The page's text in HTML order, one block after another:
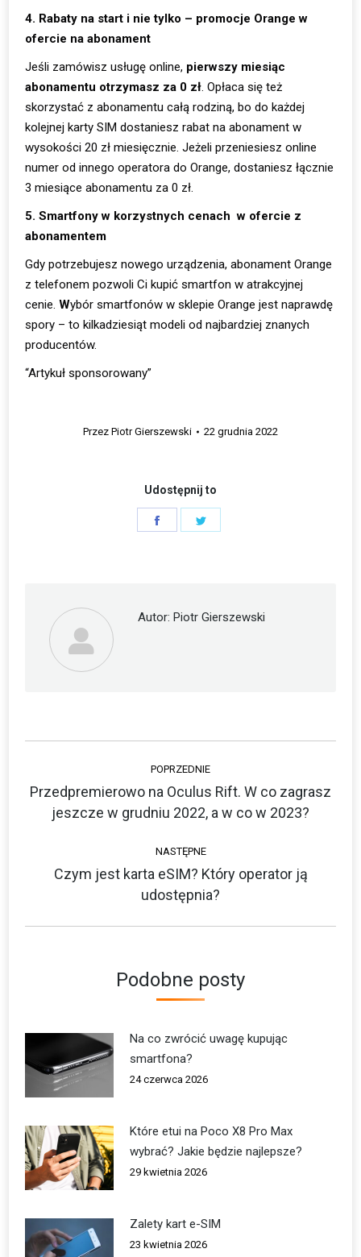
4. Rabaty na start i nie tylko – promocje Orange w
ofercie na abonament
Jeśli zamówisz usługę online, pierwszy miesiąc
abonamentu otrzymasz za 0 zł. Opłaca się też
skorzystać z abonamentu całą rodziną, bo do każdej
kolejnej karty SIM dostaniesz rabat na abonament w
wysokości 20 zł miesięcznie. Jeżeli przeniesiesz online
numer od innego operatora do Orange, dostaniesz łącznie
3 miesiące abonamentu za 0 zł.
5. Smartfony w korzystnych cenach w ofercie z
abonamentem
Gdy potrzebujesz nowego urządzenia, abonament Orange
z telefonem pozwoli Ci kupić smartfon w atrakcyjnej
cenie.Wybór smartfonów w sklepie Orange jest naprawdę
spory – to kilkadziesiąt modeli od najbardziej znanych
producentów.
“Artykuł sponsorowany”
Przez Piotr Gierszewski 22 grudnia 2022
Udostępnij to
Autor: Piotr Gierszewski
Nawigacja
wpisów
POPRZEDNIE
Poprzedni
wpis:
Przedpremierowo na Oculus Rift. W co zagrasz
jeszcze w grudniu 2022, a w co w 2023?
NASTĘPNE
Następny
wpis:
Czym jest karta eSIM? Który operator ją
udostępnia?
Podobne posty
Na co zwrócić uwagę kupując
smartfona?
24 czerwca 2026
Które etui na Poco X8 Pro Max
wybrać? Jakie będzie najlepsze?
29 kwietnia 2026
Zalety kart e-SIM
23 kwietnia 2026